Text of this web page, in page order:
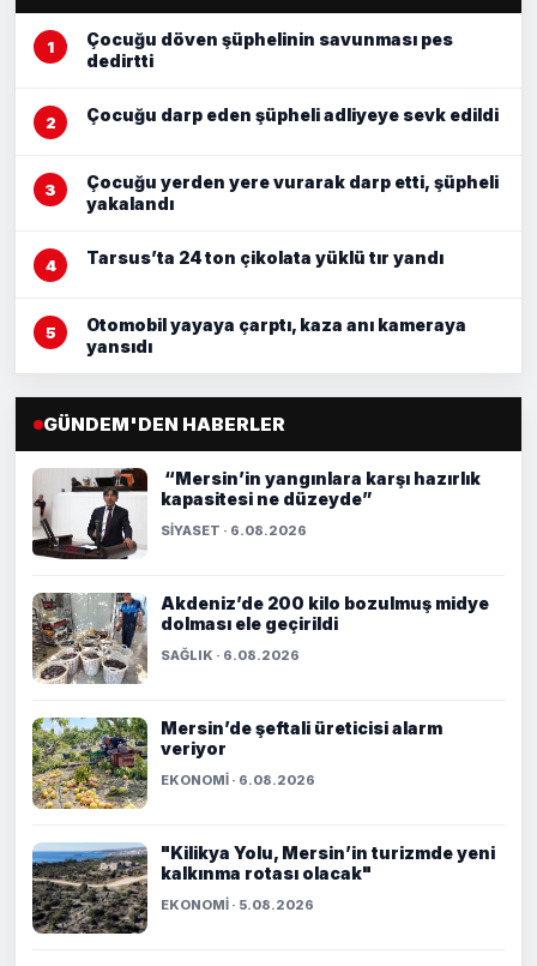
Çocuğu döven şüphelinin savunması pes
dedirtti
Çocuğu darp eden şüpheli adliyeye sevk edildi
Çocuğu yerden yere vurarak darp etti, şüpheli
yakalandı
Tarsus’ta 24 ton çikolata yüklü tır yandı
Otomobil yayaya çarptı, kaza anı kameraya
yansıdı
GÜNDEM'DEN HABERLER
“Mersin’in yangınlara karşı hazırlık
kapasitesi ne düzeyde”
SİYASET · 6.08.2026
Akdeniz’de 200 kilo bozulmuş midye
dolması ele geçirildi
SAĞLIK · 6.08.2026
Mersin’de şeftali üreticisi alarm
veriyor
EKONOMİ · 6.08.2026
"Kilikya Yolu, Mersin’in turizmde yeni
kalkınma rotası olacak"
EKONOMİ · 5.08.2026